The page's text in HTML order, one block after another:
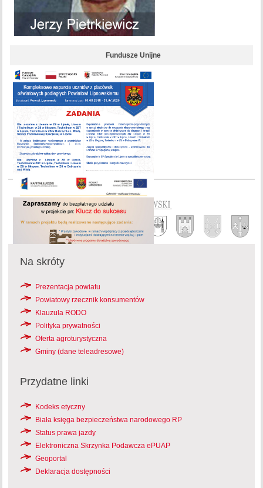
Fundusze Unijne
Na skróty
Prezentacja powiatu
Powiatowy rzecznik konsumentów
Klauzula RODO
Polityka prywatności
Oferta agroturystyczna
Gminy (dane teleadresowe)
Przydatne linki
Kodeks etyczny
Biała księga bezpieczeństwa narodowego RP
Status prawa jazdy
Elektroniczna Skrzynka Podawcza ePUAP
Geoportal
Deklaracja dostępności